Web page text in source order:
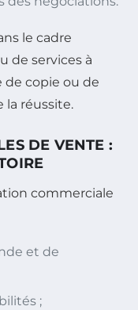
le cadre
de services à
de copie ou de
réussite.
DE VENTE :
commerciale
et de
;